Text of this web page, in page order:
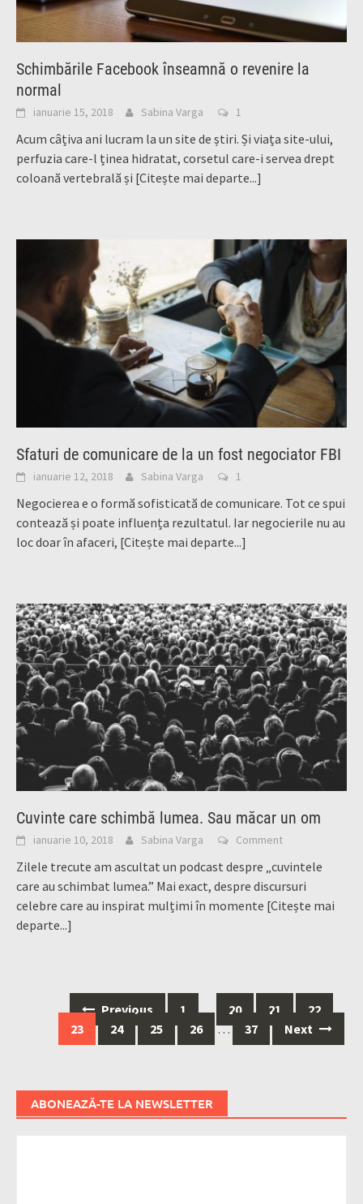
Schimbările Facebook înseamnă o revenire la
normal
ianuarie 15, 2018 Sabina Varga 1
Acum câțiva ani lucram la un site de știri. Și viața site-ului,
perfuzia care-l ținea hidratat, corsetul care-i servea drept
coloană vertebrală și [Citește mai departe...]
Sfaturi de comunicare de la un fost negociator FBI
ianuarie 12, 2018 Sabina Varga 1
Negocierea e o formă sofisticată de comunicare. Tot ce spui
contează și poate influența rezultatul. Iar negocierile nu au
loc doar în afaceri, [Citește mai departe...]
Cuvinte care schimbă lumea. Sau măcar un om
ianuarie 10, 2018 Sabina Varga Comment
Zilele trecute am ascultat un podcast despre „cuvintele
care au schimbat lumea.” Mai exact, despre discursuri
celebre care au inspirat mulțimi în momente [Citește mai
departe...]
navigation
Previous 1 … 20 21
22
23
24 25 26 … 37 Next
ABONEAZĂ-TE LA NEWSLETTER